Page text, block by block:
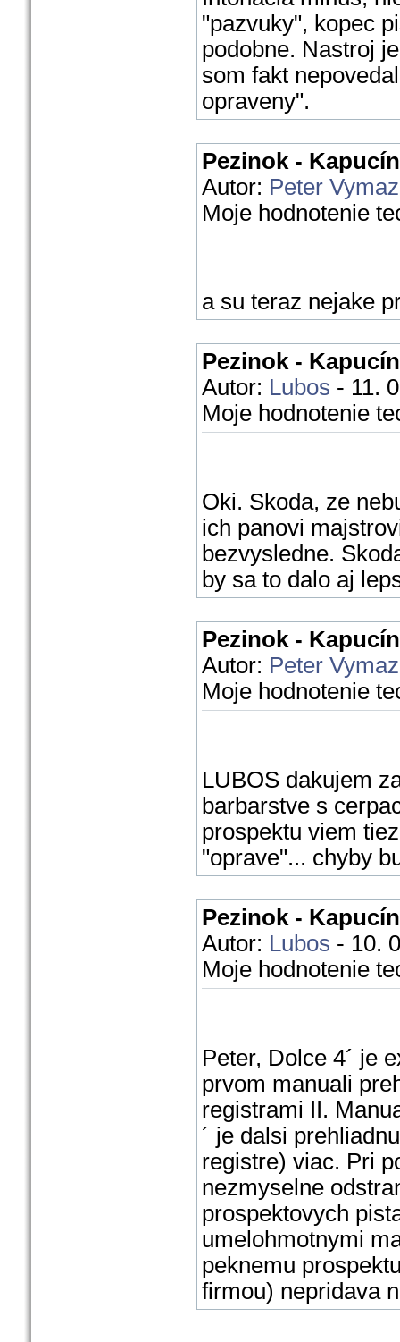
"pazvuky", kopec
podobne. Nastroj
som fakt
opraveny".
Pezinok -
Autor: Peter
Moje hodnotenie
a su teraz nejake
Pezinok -
Autor: Lubos - 11.
Moje hodnotenie
Oki. Skoda, ze
ich panovi
bezvysledne.
by sa to dalo aj
Pezinok -
Autor: Peter
Moje hodnotenie
LUBOS dakujem
barbarstve s
prospektu viem
"oprave"... chyby
Pezinok -
Autor: Lubos - 10.
Moje hodnotenie
Peter, Dolce 4´ je
prvom manuali
registrami II.
´ je dalsi
registre) viac. Pri
nezmyselne
prospektovych
umelohmotnymi
peknemu
firmou) nepridava